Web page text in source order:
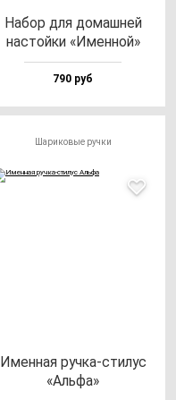
Набор для до­маш­ней
нас­той­ки «Имен­ной»
790 руб
Шариковые ручки
Имен­ная руч­ка-сти­лус
«Аль­фа»